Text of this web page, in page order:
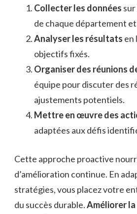
Collecter les données
de chaque département
Analyser les résultats en
objectifs fixés.
Organiser des réunions
équipe pour discuter des
ajustements potentiels.
Mettre en œuvre des
adaptées aux défis
Cette approche proactive
d’amélioration continue. En
stratégies, vous placez votre
du succès durable.Améliorer